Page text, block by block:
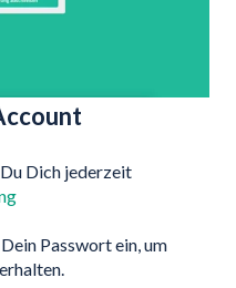
Dich jederzeit
Passwort ein, um